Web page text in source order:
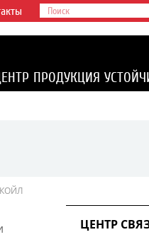
ПРОДУКЦИЯ
ЦЕНТР